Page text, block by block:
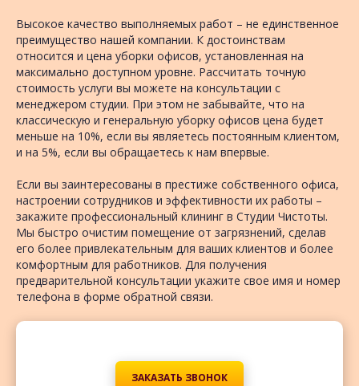
Высокое качество выполняемых работ – не единственное
преимущество нашей компании. К достоинствам
относится и цена уборки офисов, установленная на
максимально доступном уровне. Рассчитать точную
стоимость услуги вы можете на консультации с
менеджером студии. При этом не забывайте, что на
классическую и генеральную уборку офисов цена будет
меньше на 10%, если вы являетесь постоянным клиентом,
и на 5%, если вы обращаетесь к нам впервые.
Если вы заинтересованы в престиже собственного офиса,
настроении сотрудников и эффективности их работы –
закажите профессиональный клининг в Студии Чистоты.
Мы быстро очистим помещение от загрязнений, сделав
его более привлекательным для ваших клиентов и более
комфортным для работников. Для получения
предварительной консультации укажите свое имя и номер
телефона в форме обратной связи.
ЗАКАЗАТЬ ЗВОНОК